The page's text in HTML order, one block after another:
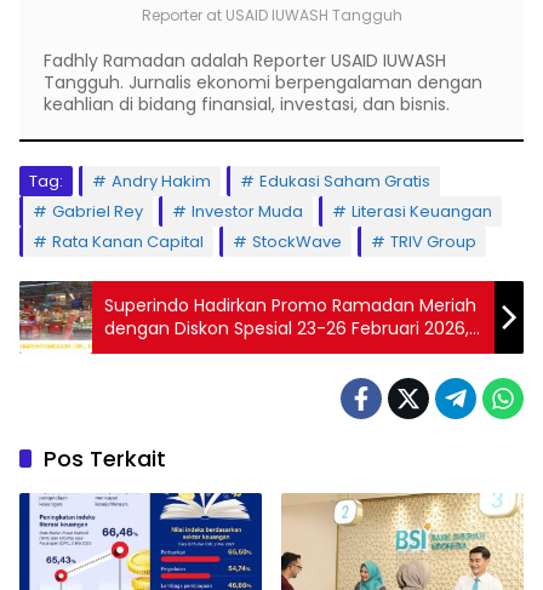
Reporter at USAID IUWASH Tangguh
Fadhly Ramadan adalah Reporter USAID IUWASH
Tangguh. Jurnalis ekonomi berpengalaman dengan
keahlian di bidang finansial, investasi, dan bisnis.
Tag: Andry Hakim
Edukasi Saham Gratis
Gabriel Rey
Investor Muda
Literasi Keuangan
Rata Kanan Capital
StockWave TRIV Group
Superindo Hadirkan Promo Ramadan Meriah
dengan Diskon Spesial 23-26 Februari 2026,
Jangan Sampai Ketinggalan!
Pos Terkait